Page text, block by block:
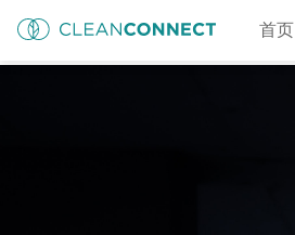
首页